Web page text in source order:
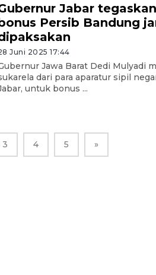
Jabar
Persib Bandung
Juni 2025 17:44
Jawa Barat Dedi Mulyadi
dari para aparatur sipil
untuk bonus ...
3 4 5 »